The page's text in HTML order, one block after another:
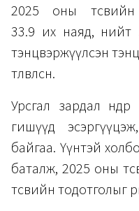
2025 оны төсвийн
33.9 их наяд, нийт
тэнцвэржүүлсэн
төлөвлөсөн.
Урсгал зардал
гишүүд
байгаа. Үүнтэй
баталж, 2025 оны
төсвийн тодотголыг